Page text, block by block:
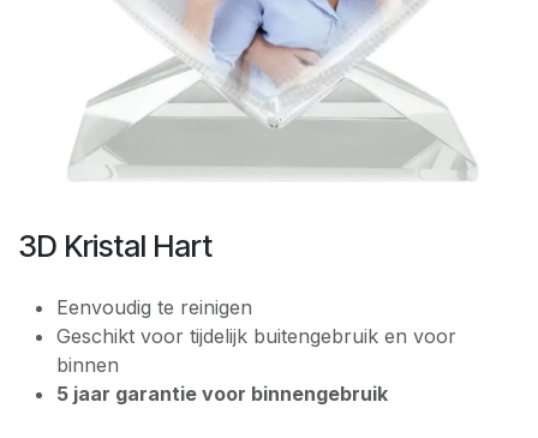
3D Kristal Hart
Eenvoudig te reinigen
Geschikt voor tijdelijk buitengebruik en voor
binnen
5 jaar garantie voor binnengebruik